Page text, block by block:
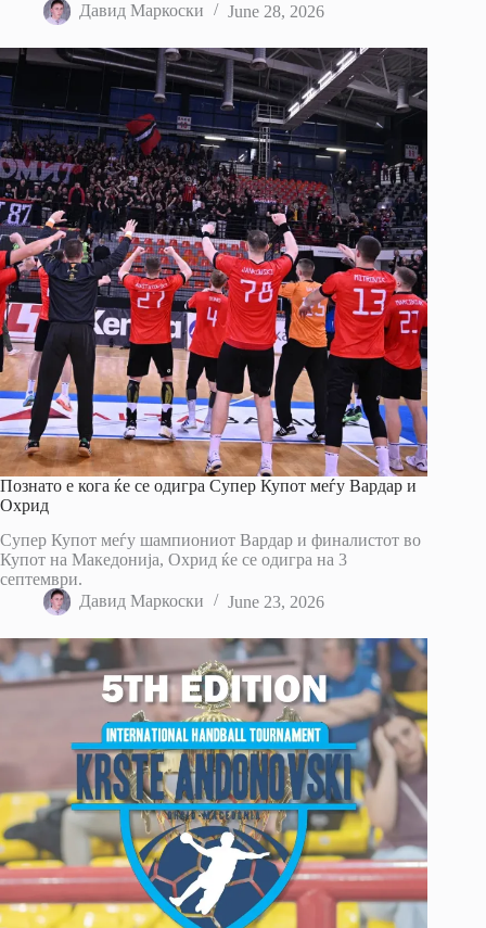
Давид Маркоски
June 28, 2026
Познато е кога ќе се одигра Супер Купот меѓу Вардар и
Охрид
Супер Купот меѓу шампиониот Вардар и финалистот во
Купот на Македонија, Охрид ќе се одигра на 3
септември.
Давид Маркоски
June 23, 2026